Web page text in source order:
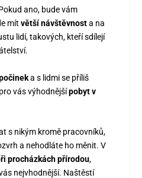
ano, bude vám
mítvětší návštěvnosta na
lidí, takových, kteří sdílejí
a s lidmi se příliš
vás výhodnějšípobyt v
s nikým kromě pracovníků,
a nehodláte ho měnit. V
procházkách přírodou,
nejvhodnější. Naštěstí